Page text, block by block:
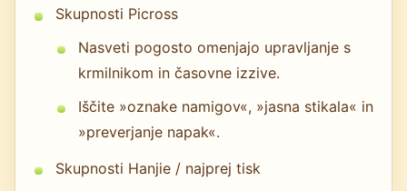
Skupnosti Picross
Nasveti pogosto omenjajo upravljanje s
krmilnikom in časovne izzive.
Iščite »oznake namigov«, »jasna stikala« in
»preverjanje napak«.
Skupnosti Hanjie / najprej tisk